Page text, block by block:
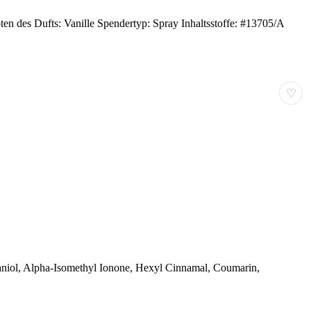
des Dufts: Vanille Spendertyp: Spray Inhaltsstoffe: #13705/A
♡
Alpha-Isomethyl Ionone, Hexyl Cinnamal, Coumarin,